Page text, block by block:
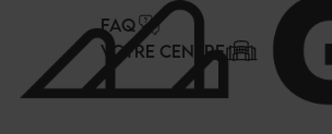
FAQ
VOTRE CENTRE
Panneau de gestion des cookies